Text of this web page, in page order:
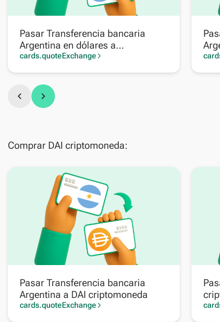
Pasar Transferencia bancaria
Argentina en dólares a
Transferencia bancaria Argentina
cards.quoteExchange arrow_forward_ios
chevron_left chevron_right
Comprar DAI criptomoneda:
Pasar Transferencia bancaria
Argentina a DAI criptomoneda
cards.quoteExchange arrow_forward_ios